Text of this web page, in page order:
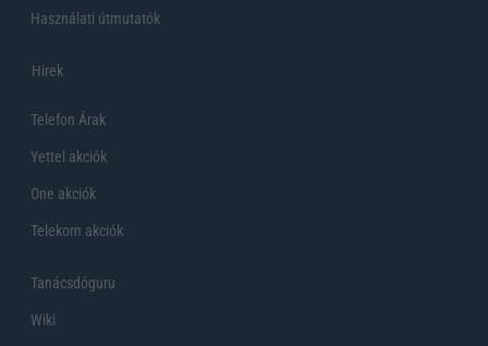
Használati útmutatók
Hirek
Telefon Árak
Yettel akciók
One akciók
Telekom akciók
Tanácsdóguru
Wiki